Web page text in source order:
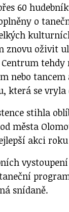
60
o
znovu oživit
nebo tancem
která se
stihla
města
akci roku
snídaně.